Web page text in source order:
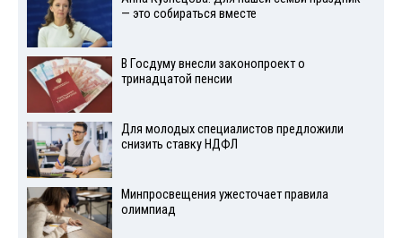
— это собираться вместе
В Госдуму внесли законопроект о
тринадцатой пенсии
Для молодых специалистов предложили
снизить ставку НДФЛ
Минпросвещения ужесточает правила
олимпиад